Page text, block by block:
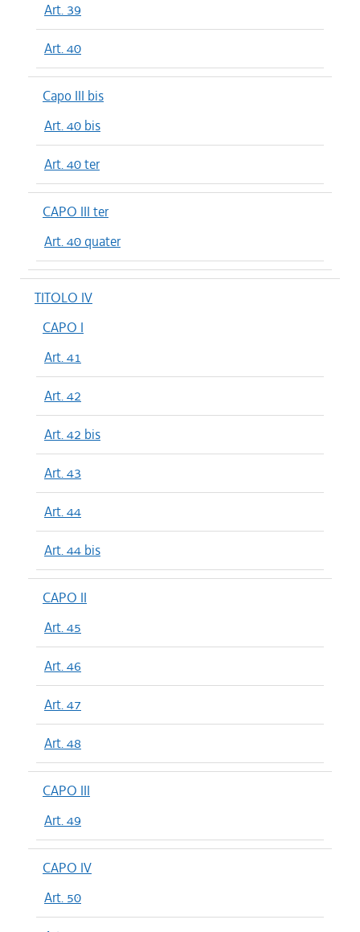
Art. 39
Art. 40
Capo III bis
Art. 40 bis
Art. 40 ter
CAPO III ter
Art. 40 quater
TITOLO IV
CAPO I
Art. 41
Art. 42
Art. 42 bis
Art. 43
Art. 44
Art. 44 bis
CAPO II
Art. 45
Art. 46
Art. 47
Art. 48
CAPO III
Art. 49
CAPO IV
Art. 50